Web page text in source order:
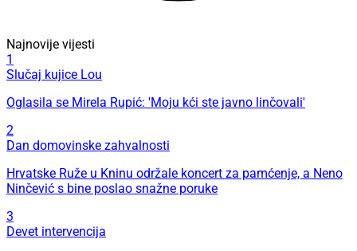
Najnovije vijesti
1
Slučaj kujice Lou
Oglasila se Mirela Rupić: 'Moju kći ste javno linčovali'
2
Dan domovinske zahvalnosti
Hrvatske Ruže u Kninu održale koncert za pamćenje, a Neno
Ninčević s bine poslao snažne poruke
3
Devet intervencija